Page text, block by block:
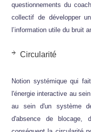
questionnements du
collectif de développer
l’information utile du bruit
Circularité
Notion systémique qui
l'énergie interactive au
au sein d'un système
d'absence de